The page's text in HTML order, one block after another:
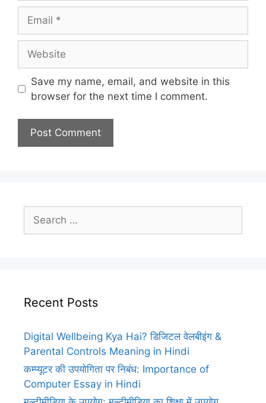
Save my name, email, and website in this
browser for the next time I comment.
Search
for:
Recent Posts
Digital Wellbeing Kya Hai? डिजिटल वेलबीइंग &
Parental Controls Meaning in Hindi
कम्प्यूटर की उपयोगिता पर निबंध: Importance of
Computer Essay in Hindi